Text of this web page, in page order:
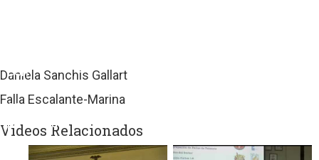
con
de
privacidad
ajenas
Daniela Sanchis Gallart
Falla Escalante-Marina
Videos Relacionados